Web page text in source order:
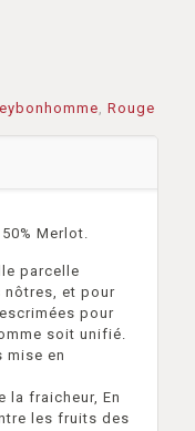
, Rouge
Merlot.
parcelle
nôtres, et pour
pour
soit unifié.
mise en
la fraicheur, En
les fruits des